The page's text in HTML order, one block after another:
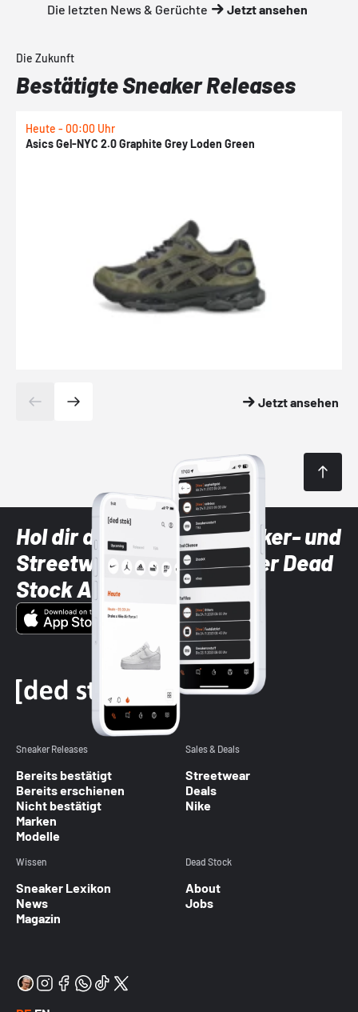
Die letzten News & Gerüchte Jetzt ansehen
Die Zukunft
Bestätigte Sneaker Releases
Heute - 00:00 Uhr
Asics Gel-NYC 2.0 Graphite Grey Loden Green
Jetzt ansehen
Hol dir die neuesten Sneaker- und
Streetwear-Brands mit der Dead
Stock App
Sneaker Releases
Bereits bestätigt
Bereits erschienen
Nicht bestätigt
Marken
Modelle
Sales & Deals
Streetwear
Deals
Nike
Wissen
Sneaker Lexikon
News
Magazin
Dead Stock
About
Jobs